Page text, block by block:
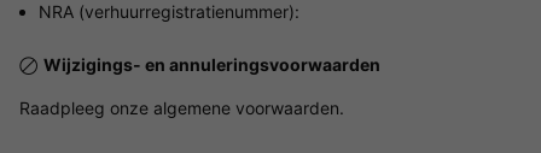
NRA (verhuurregistratienummer):
Wijzigings- en annuleringsvoorwaarden
Raadpleeg onze algemene voorwaarden.